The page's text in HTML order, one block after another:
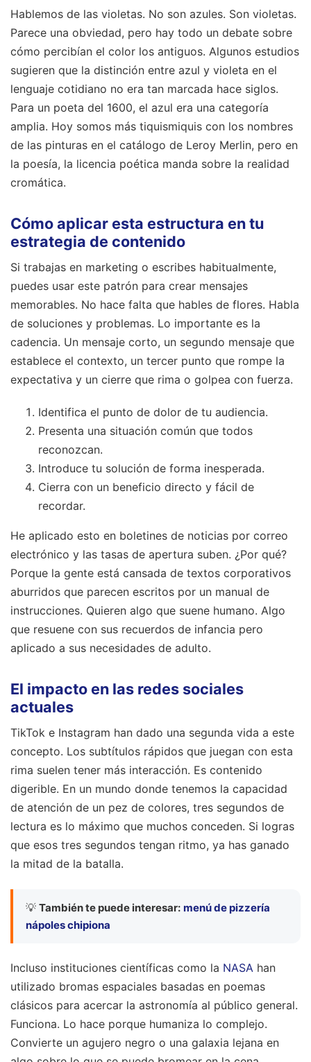
Hablemos de las violetas. No son azules. Son violetas.
Parece una obviedad, pero hay todo un debate sobre
cómo percibían el color los antiguos. Algunos estudios
sugieren que la distinción entre azul y violeta en el
lenguaje cotidiano no era tan marcada hace siglos.
Para un poeta del 1600, el azul era una categoría
amplia. Hoy somos más tiquismiquis con los nombres
de las pinturas en el catálogo de Leroy Merlin, pero en
la poesía, la licencia poética manda sobre la realidad
cromática.
Cómo aplicar esta estructura en tu
estrategia de contenido
Si trabajas en marketing o escribes habitualmente,
puedes usar este patrón para crear mensajes
memorables. No hace falta que hables de flores. Habla
de soluciones y problemas. Lo importante es la
cadencia. Un mensaje corto, un segundo mensaje que
establece el contexto, un tercer punto que rompe la
expectativa y un cierre que rima o golpea con fuerza.
Identifica el punto de dolor de tu audiencia.
Presenta una situación común que todos
reconozcan.
Introduce tu solución de forma inesperada.
Cierra con un beneficio directo y fácil de
recordar.
He aplicado esto en boletines de noticias por correo
electrónico y las tasas de apertura suben. ¿Por qué?
Porque la gente está cansada de textos corporativos
aburridos que parecen escritos por un manual de
instrucciones. Quieren algo que suene humano. Algo
que resuene con sus recuerdos de infancia pero
aplicado a sus necesidades de adulto.
El impacto en las redes sociales
actuales
TikTok e Instagram han dado una segunda vida a este
concepto. Los subtítulos rápidos que juegan con esta
rima suelen tener más interacción. Es contenido
digerible. En un mundo donde tenemos la capacidad
de atención de un pez de colores, tres segundos de
lectura es lo máximo que muchos conceden. Si logras
que esos tres segundos tengan ritmo, ya has ganado
la mitad de la batalla.
💡 También te puede interesar: menú de pizzería
nápoles chipiona
Incluso instituciones científicas como la NASA han
utilizado bromas espaciales basadas en poemas
clásicos para acercar la astronomía al público general.
Funciona. Lo hace porque humaniza lo complejo.
Convierte un agujero negro o una galaxia lejana en